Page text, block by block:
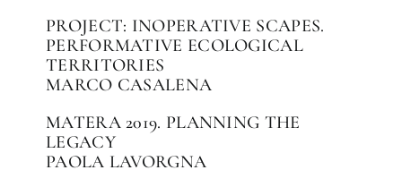
PROJECT: INOPERATIVE SCAPES.
PERFORMATIVE ECOLOGICAL
TERRITORIES
MARCO CASALENA
MATERA 2019. PLANNING THE
LEGACY
PAOLA LAVORGNA